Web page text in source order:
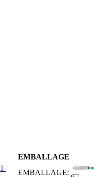
EMBALLAGE
EMBALLAGE: